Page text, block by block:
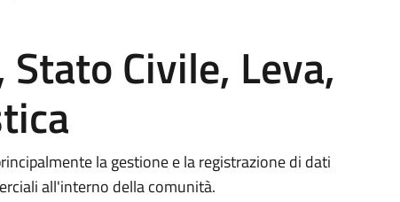
Civile, Leva,
la gestione e la registrazione di dati
all'interno della comunità.